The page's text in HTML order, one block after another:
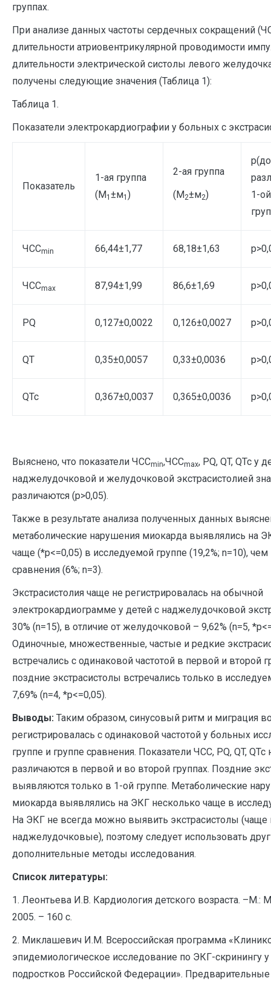
группах.
При анализе данных частоты сердечных сокращений
длительности атриовентрикулярной проводимости
длительности электрической систолы левого
получены следующие значения (Таблица 1):
Таблица 1.
Показатели электрокардиографии у больных с
Показатель
1-ая группа
(М1 ±м1 )
2-ая группа
(М2±м2)
1-
ЧССmin 66,44±1,77 68,18±1,63
ЧССmax 87,94±1,99 86,6±1,69
PQ 0,127±0,0022 0,126±0,0027
QT 0,35±0,0057 0,33±0,0036
QTc 0,367±0,0037 0,365±0,0036
Выяснено, что показатели ЧССmin,ЧССmax, PQ, QT, QTc у
наджелудочковой и желудочковой экстрасистолией
различаются (p>0,05).
Также в результате анализа полученных данных
метаболические нарушения миокарда выявлялись на
чаще (*p<=0,05) в исследуемой группе (19,2%; n=10), чем
сравнения (6%; n=3).
Экстрасистолия чаще не регистрировалась на обычной
электрокардиограмме у детей с наджелудочковой
30% (n=15), в отличие от желудочковой – 9,62% (n=5,
Одиночные, множественные, частые и редкие
встречались с одинаковой частотой в первой и второй
поздние экстрасистолы встречались только в
7,69% (n=4, *p<=0,05).
Выводы: Таким образом, синусовый ритм и миграция
регистрировалась с одинаковой частотой у больных
группе и группе сравнения. Показатели ЧСС, PQ, QT, QTc
различаются в первой и во второй группах. Поздние
выявляются только в 1-ой группе. Метаболические
миокарда выявлялись на ЭКГ несколько чаще в
На ЭКГ не всегда можно выявить экстрасистолы (чаще
наджелудочковые), поэтому следует использовать
дополнительные методы исследования.
Список литературы:
1. Леонтьева И.В. Кардиология детского возраста. –М.:
2005. – 160 с.
2. Миклашевич И.М. Всероссийская программа
эпидемиологическое исследование по ЭКГ-скринингу у
подростков Российской Федерации».